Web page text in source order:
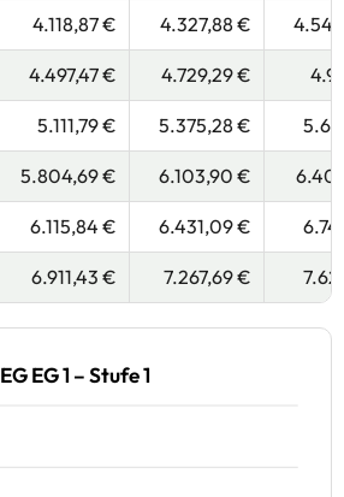
4.118,87 € 4.327,88 €
4.497,47 € 4.729,29 €
5.111,79 € 5.375,28 €
5.804,69 € 6.103,90 €
6.115,84 € 6.431,09 €
6.911,43 € 7.267,69 €
EG EG 1 – Stufe 1